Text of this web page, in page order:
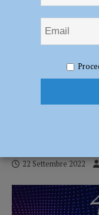
successo per la
Volley, Serie
22 Settembre 2022